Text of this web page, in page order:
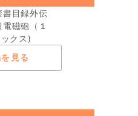
書目録外伝
磁砲（１
クス)
見る